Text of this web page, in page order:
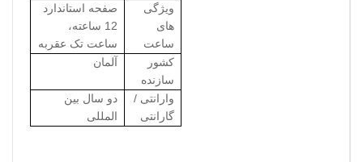
ویژگی
های
ساعت
صفحه استاندارد
12 ساعته،
ساعت تک عقربه
کشور
سازنده
آلمان
وارانتی /
گارانتی
دو سال بین
المللی